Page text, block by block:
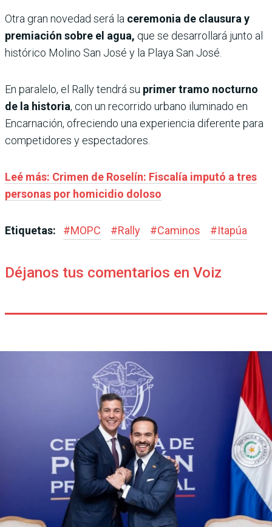
Otra gran novedad será la ceremonia de clausura y
premiación sobre el agua, que se desarrollará junto al
histórico Molino San José y la Playa San José.
En paralelo, el Rally tendrá su primer tramo nocturno
de la historia, con un recorrido urbano iluminado en
Encarnación, ofreciendo una experiencia diferente para
competidores y espectadores.
Leé más: Crimen de Roselín: Fiscalía imputó a tres
personas por homicidio doloso
Etiquetas: #MOPC #Rally #Caminos #Itapúa
Déjanos tus comentarios en Voiz